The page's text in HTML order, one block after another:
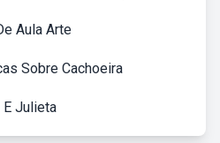
Aula Arte
Sobre Cachoeira
E Julieta